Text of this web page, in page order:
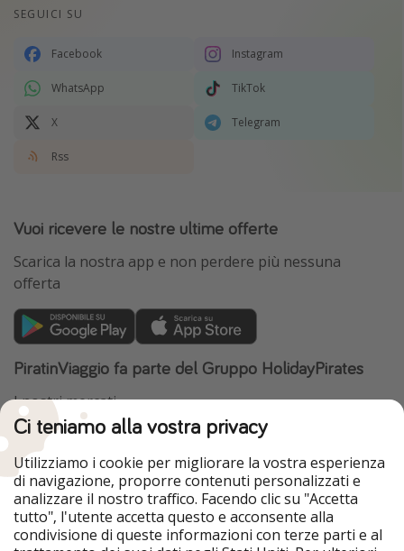
SEGUICI SU
Facebook Instagram
WhatsApp TikTok
X Telegram
Rss
Vuoi ricevere le nostre ultime offerte
Scarica la nostra app e non perdere più nessuna
offerta
PiratinViaggio fa parte del Gruppo HolidayPirates
I nostri mercati
HolidayPirates
VakantiePiraten
WakacyjniPiraci
Ferienpiraten
Urlaubspiraten
Urlaubspiraten
ViajerosPiratas
TravelPirates
Il nostro gruppo
Ci teniamo alla vostra privacy
Utilizziamo i cookie per migliorare la vostra esperienza
di navigazione, proporre contenuti personalizzati e
analizzare il nostro traffico. Facendo clic su "Accetta
tutto", l'utente accetta questo e acconsente alla
condivisione di queste informazioni con terze parti e al